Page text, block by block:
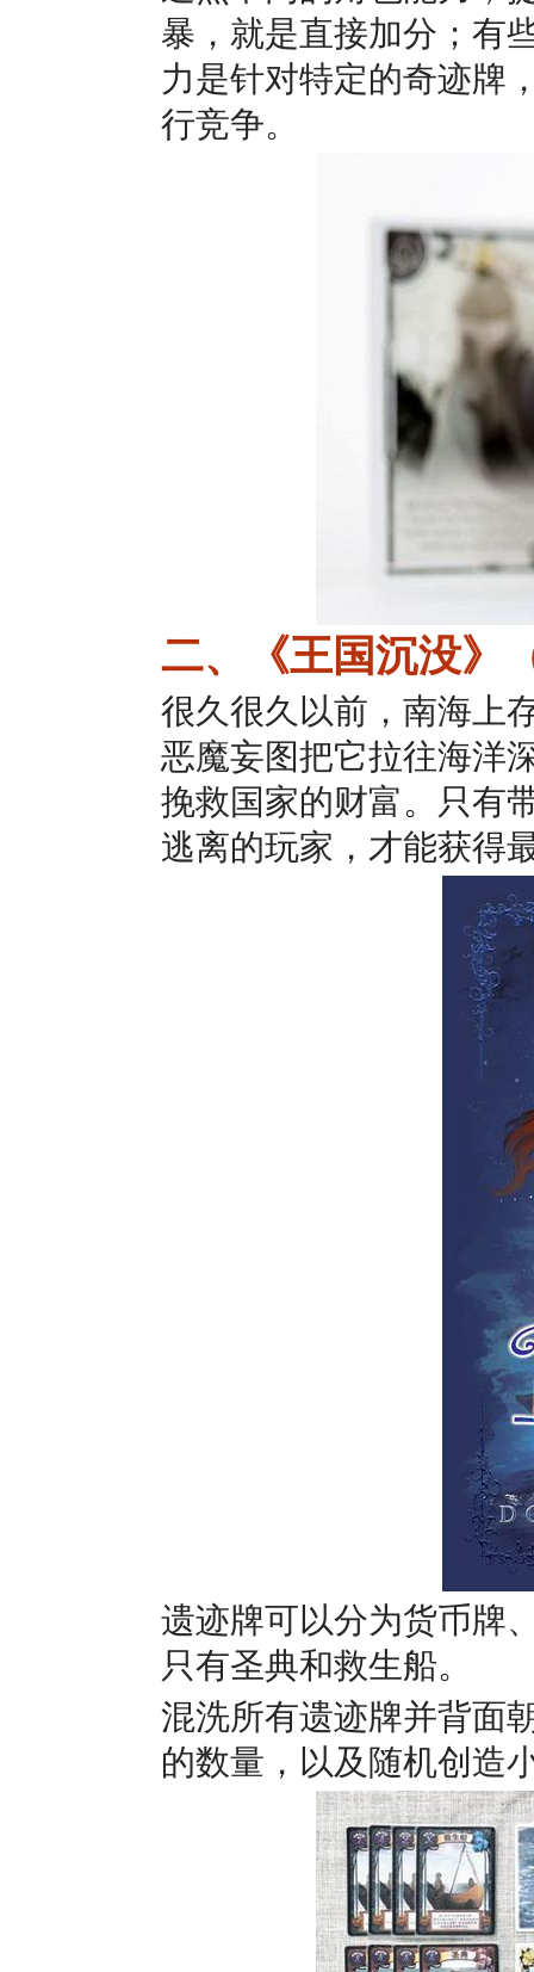
暴，就是直接加分；有
力是针对特定的奇迹牌
行竞争。
二、《王国沉没》
很久很久以前，南海上
恶魔妄图把它拉往海洋
挽救国家的财富。只有
逃离的玩家，才能获得
遗迹牌可以分为货币牌
只有圣典和救生船。
混洗所有遗迹牌并背面
的数量，以及随机创造